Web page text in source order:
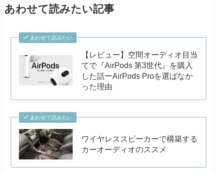
あわせて読みたい記事
あわせて読みたい
【レビュー】空間オーディオ目当
てで『AirPods 第3世代』を購入
した話ーAirPods Proを選ばなか
った理由
あわせて読みたい
ワイヤレススピーカーで構築する
カーオーディオのススメ